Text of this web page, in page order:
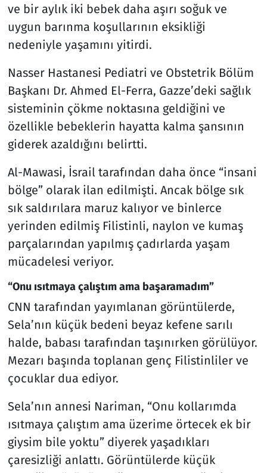
ve bir aylık iki bebek daha aşırı soğuk ve
uygun barınma koşullarının eksikliği
nedeniyle yaşamını yitirdi.
Nasser Hastanesi Pediatri ve Obstetrik Bölüm
Başkanı Dr. Ahmed El-Ferra, Gazze’deki sağlık
sisteminin çökme noktasına geldiğini ve
özellikle bebeklerin hayatta kalma şansının
giderek azaldığını belirtti.
Al-Mawasi, İsrail tarafından daha önce “insani
bölge” olarak ilan edilmişti. Ancak bölge sık
sık saldırılara maruz kalıyor ve binlerce
yerinden edilmiş Filistinli, naylon ve kumaş
parçalarından yapılmış çadırlarda yaşam
mücadelesi veriyor.
“Onu ısıtmaya çalıştım ama başaramadım”
CNN tarafından yayımlanan görüntülerde,
Sela’nın küçük bedeni beyaz kefene sarılı
halde, babası tarafından taşınırken görülüyor.
Mezarı başında toplanan genç Filistinliler ve
çocuklar dua ediyor.
Sela’nın annesi Nariman, “Onu kollarımda
ısıtmaya çalıştım ama üzerime örtecek ek bir
giysim bile yoktu” diyerek yaşadıkları
çaresizliği anlattı. Görüntülerde küçük